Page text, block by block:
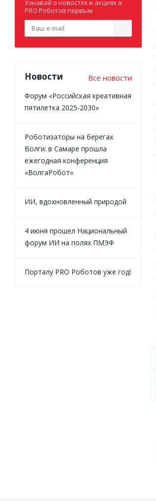
Узнавай о новостях и акциях в
PRO Роботов первым
Новости Все новости
Форум «Российская креативная
пятилетка 2025-2030»
Роботизаторы на берегах
Волги: в Самаре прошла
ежегодная конференция
«ВолгаРобот»
ИИ, вдохновленный природой
4 июня прошел Национальный
форум ИИ на полях ПМЭФ
Порталу PRO Роботов уже год!